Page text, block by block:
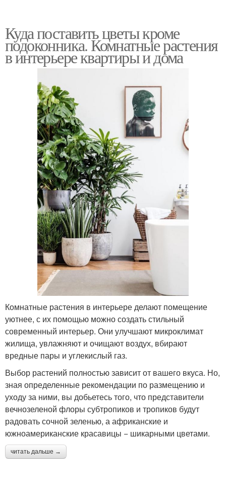
Куда поставить цветы кроме
подоконника. Комнатные растения
в интерьере квартиры и дома
Комнатные растения в интерьере делают помещение
уютнее, с их помощью можно создать стильный
современный интерьер. Они улучшают микроклимат
жилища, увлажняют и очищают воздух, вбирают
вредные пары и углекислый газ.
Выбор растений полностью зависит от вашего вкуса. Но,
зная определенные рекомендации по размещению и
уходу за ними, вы добьетесь того, что представители
вечнозеленой флоры субтропиков и тропиков будут
радовать сочной зеленью, а африканские и
южноамериканские красавицы − шикарными цветами.
читать дальше →